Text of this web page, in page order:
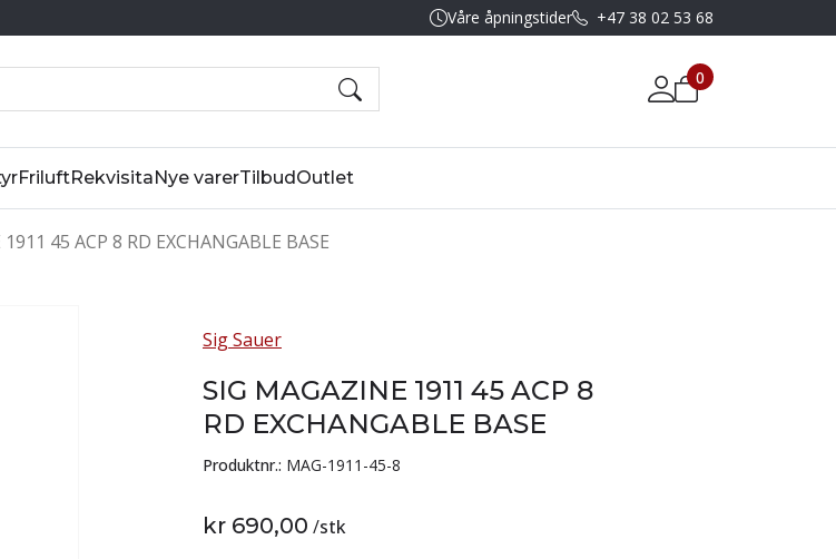
Våre åpningstider +47 38 02 53 68
0
FriluftRekvisitaNye varerTilbudOutlet
45 ACP 8 RD EXCHANGABLE BASE
Sig Sauer
SIG MAGAZINE 1911 45 ACP 8
RD EXCHANGABLE BASE
Produktnr.: MAG-1911-45-8
kr 690,00 /stk